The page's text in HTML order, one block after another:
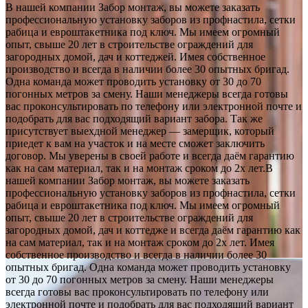
В нашей компании Забор монтаж, вы можете заказать
профессиональную установку заборов из профнастила, сетки
рабица и евроштакетника под ключ. Мы имеем огромный
опыт, свыше 20 лет в строительстве ограждений для
загородных домой, дач и коттеджей. Имея собственное
производство и всегда в наличии более 30 опытных бригад.
Одна команда может проводить установку от 30 до 70
погонных метров за смену. Наши менеджеры всегда готовы
вас проконсультировать по телефону или электронной почте и
подобрать для вас подходящий вариант забора. Так же
присутствует выехдной менеджер — замерщик, который
приедет к вам на участок и на месте сможет заключить
договор. Мы уверены в своей работе и всегда даём гарантию
как на сам материал, так и на монтаж сроком до 2х лет.В
нашей компании Забор монтаж, вы можете заказать
профессиональную установку заборов из профнастила, сетки
рабица и евроштакетника под ключ. Мы имеем огромный
опыт, свыше 20 лет в строительстве ограждений для
загородных домой, дач и коттедже и всегда даём гарантию как
на сам материал, так и на монтаж сроком до 2х лет. Имея
собственное производство и всегда в наличии более 30
опытных бригад. Одна команда может проводить установку
от 30 до 70 погонных метров за смену. Наши менеджеры
всегда готовы вас проконсультировать по телефону или
электронной почте и подобрать для вас подходящий вариант